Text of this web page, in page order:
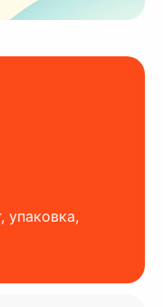
упаковка,